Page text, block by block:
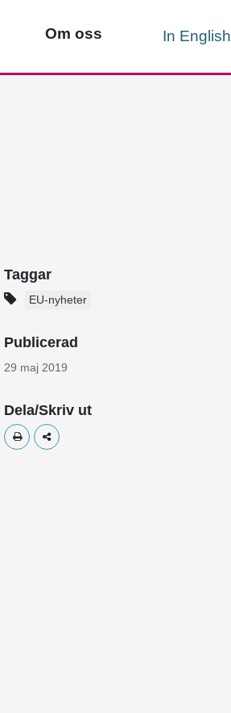
Om oss In English
Taggar
EU-nyheter
Publicerad
29 maj 2019
Dela/Skriv ut
Skriv utDela